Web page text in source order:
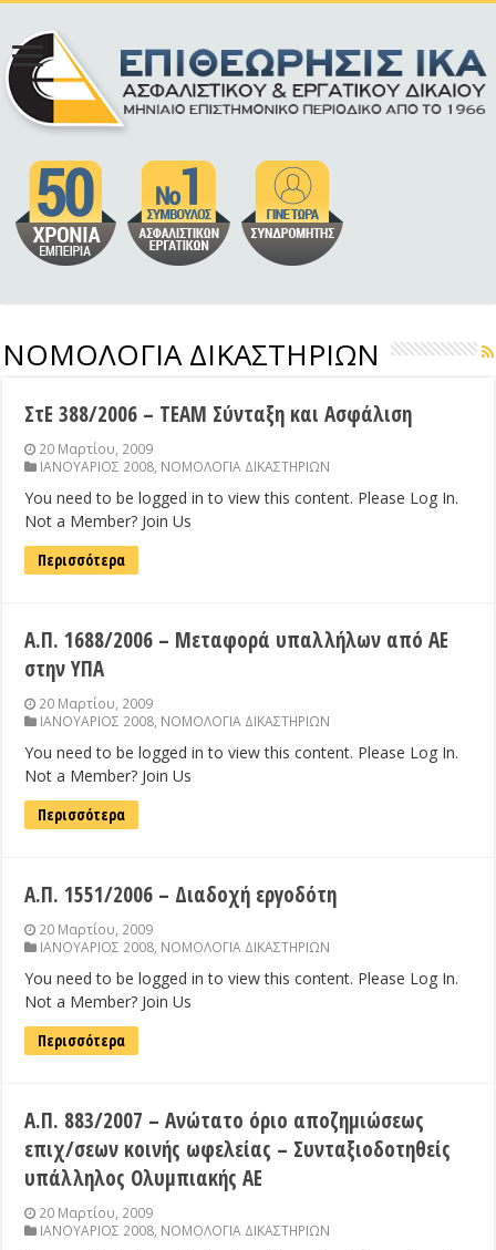
ΝΟΜΟΛΟΓΙΑ ΔΙΚΑΣΤΗΡΙΩΝ
ΣτΕ 388/2006 – ΤΕΑΜ Σύνταξη και Ασφάλιση
20 Μαρτίου, 2009
ΙΑΝΟΥΑΡΙΟΣ 2008, ΝΟΜΟΛΟΓΙΑ ΔΙΚΑΣΤΗΡΙΩΝ
You need to be logged in to view this content. Please Log In.
Not a Member? Join Us
Περισσότερα
Α.Π. 1688/2006 – Μεταφορά υπαλλήλων από ΑΕ
στην ΥΠΑ
20 Μαρτίου, 2009
ΙΑΝΟΥΑΡΙΟΣ 2008, ΝΟΜΟΛΟΓΙΑ ΔΙΚΑΣΤΗΡΙΩΝ
You need to be logged in to view this content. Please Log In.
Not a Member? Join Us
Περισσότερα
Α.Π. 1551/2006 – Διαδοχή εργοδότη
20 Μαρτίου, 2009
ΙΑΝΟΥΑΡΙΟΣ 2008, ΝΟΜΟΛΟΓΙΑ ΔΙΚΑΣΤΗΡΙΩΝ
You need to be logged in to view this content. Please Log In.
Not a Member? Join Us
Περισσότερα
Α.Π. 883/2007 – Ανώτατο όριο αποζημιώσεως
επιχ/σεων κοινής ωφελείας – Συνταξιοδοτηθείς
υπάλληλος Ολυμπιακής ΑΕ
20 Μαρτίου, 2009
ΙΑΝΟΥΑΡΙΟΣ 2008, ΝΟΜΟΛΟΓΙΑ ΔΙΚΑΣΤΗΡΙΩΝ